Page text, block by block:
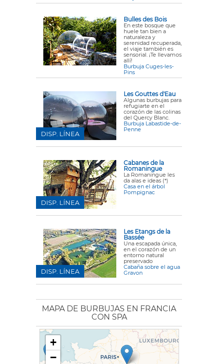
Bulles des Bois
En este bosque que
huele tan bien a
naturaleza y
serenidad recuperada,
el viaje también es
sensorial. ¡Te llevamos
allí!
Burbuja Cuges-les-
Pins
Les Gouttes d'Eau
Algunas burbujas para
refugiarte en el
corazón de las colinas
del Quercy Blanc.
Burbuja Labastide-de-
Penne
DISP. LÍNEA
Cabanes de la
Romaningue
La Romaningue les
da alas e ideas (*)
Casa en el árbol
Pompignac
DISP. LÍNEA
Les Etangs de la
Bassée
Una escapada única,
en el corazón de un
entorno natural
preservado
Cabaña sobre el agua
Gravon
DISP. LÍNEA
MAPA DE BURBUJAS EN FRANCIA
CON SPA
+
−